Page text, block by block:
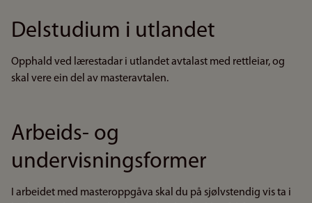
Delstudium i utlandet
Opphald ved lærestadar i utlandet avtalast med rettleiar, og
skal vere ein del av masteravtalen.
Arbeids- og
undervisningsformer
I arbeidet med masteroppgåva skal du på sjølvstendig vis ta i